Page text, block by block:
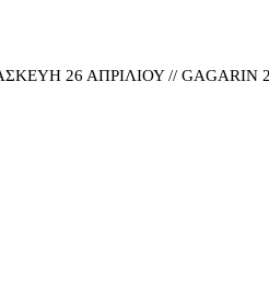
26 ΑΠΡΙΛΙΟΥ // GAGARIN